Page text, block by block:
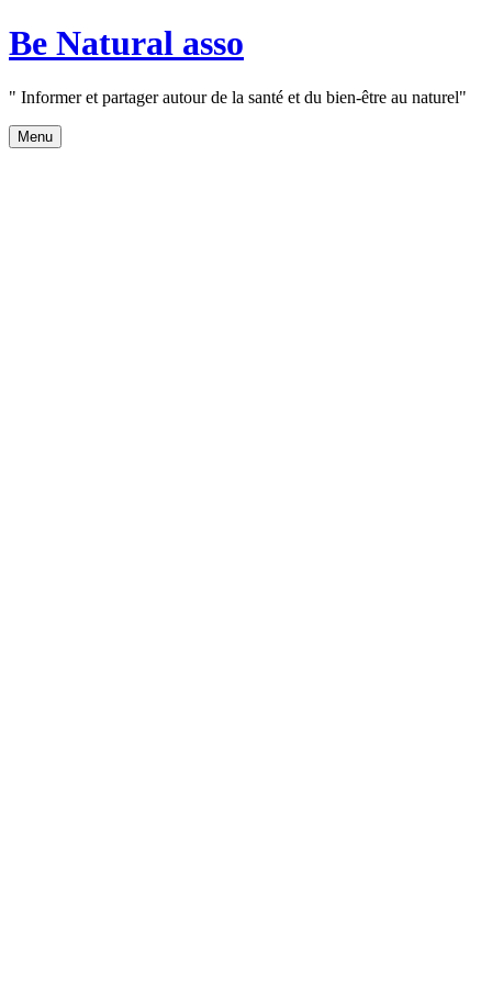
Aller
au
Be Natural asso
" Informer et partager autour de la santé et du bien-être au naturel"
Menu